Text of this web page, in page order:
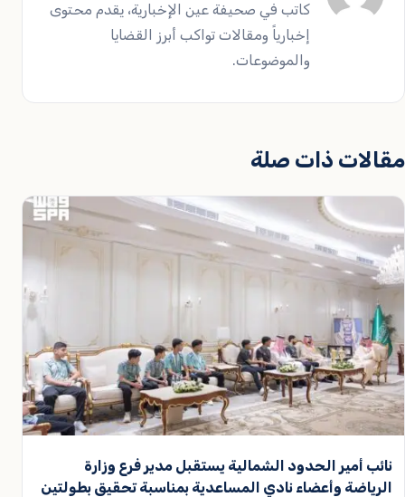
كاتب في صحيفة عين الإخبارية، يقدم محتوى
إخبارياً ومقالات تواكب أبرز القضايا
والموضوعات.
مقالات ذات صلة
نائب أمير الحدود الشمالية يستقبل مدير فرع وزارة
الرياضة وأعضاء نادي المساعدية بمناسبة تحقيق بطولتين